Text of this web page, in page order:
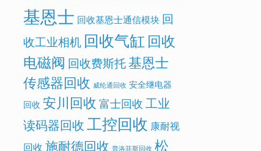
基恩士 回收基恩士通信模块 回
收工业相机 回收气缸 回收
电磁阀 回收费斯托基恩士
传感器回收 威纶通回收 安全继电器
回收 安川回收 富士回收 工业
读码器回收工控回收 康耐视
回收 施耐德回收 普洛菲斯回收 松